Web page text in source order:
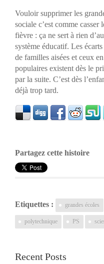
Vouloir supprimer les
sociale c’est comme
fièvre : ça ne sert à rien
système éducatif. Les
de familles aisées et ceux
populaires existent dès le
par la suite. C’est dès
déjà trop tard.
Partagez cette histoire
Etiquettes : grandes écoles
polytechnique PS
Recent Posts